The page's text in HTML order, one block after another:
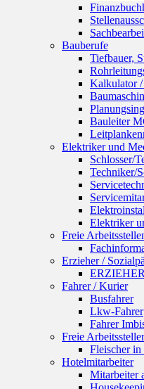
Bauberufe
Tiefbauer,
Kalkulator
Bauleiter
Elektriker und
Schlosser/
Techniker/
Elektriker
Freie
Erzieher /
Fahrer / Kurier
Busfahrer
Lkw-Fahrer
Fahrer
Freie
Fleischer in
Hotelmitarbeiter
Mitarbeiter